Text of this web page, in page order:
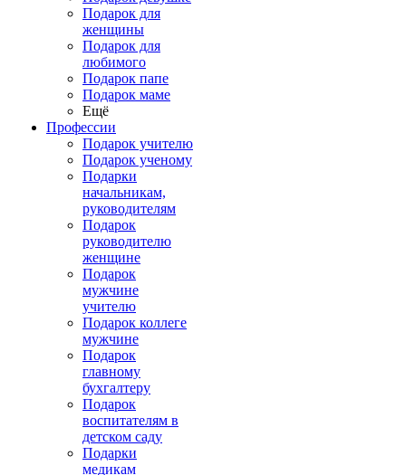
Подарок для
женщины
Подарок для
любимого
Подарок папе
Подарок маме
Ещё
Профессии
Подарок учителю
Подарок ученому
Подарки
начальникам,
руководителям
Подарок
руководителю
женщине
Подарок
мужчине
учителю
Подарок коллеге
мужчине
Подарок
главному
бухгалтеру
Подарок
воспитателям в
детском саду
Подарки
медикам